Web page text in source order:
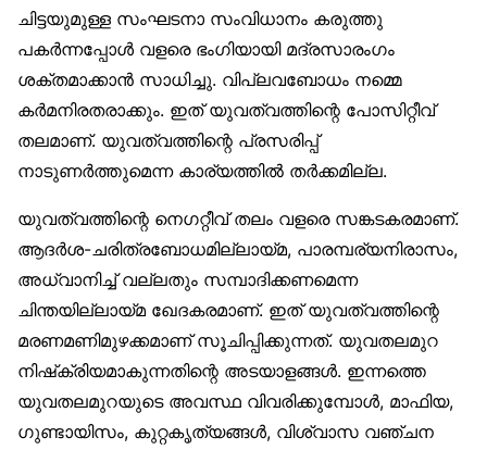
ചിട്ടയുമുള്ള സംഘടനാ സംവിധാനം കരുത്തു
പകർന്നപ്പോൾ വളരെ ഭംഗിയായി മദ്രസാരംഗം
ശക്തമാക്കാൻ സാധിച്ചു. വിപ്ലവബോധം നമ്മെ
കർമനിരതരാക്കും. ഇത് യുവത്വത്തിന്റെ പോസിറ്റീവ്
തലമാണ്. യുവത്വത്തിന്റെ പ്രസരിപ്പ്
നാടുണർത്തുമെന്ന കാര്യത്തിൽ തർക്കമില്ല.
യുവത്വത്തിന്റെ നെഗറ്റീവ് തലം വളരെ സങ്കടകരമാണ്.
ആദർശ-ചരിത്രബോധമില്ലായ്മ, പാരമ്പര്യനിരാസം,
അധ്വാനിച്ച് വല്ലതും സമ്പാദിക്കണമെന്ന
ചിന്തയില്ലായ്മ ഖേദകരമാണ്. ഇത് യുവത്വത്തിന്റെ
മരണമണിമുഴക്കമാണ് സൂചിപ്പിക്കുന്നത്. യുവതലമുറ
നിഷ്‌ക്രിയമാകുന്നതിന്റെ അടയാളങ്ങൾ. ഇന്നത്തെ
യുവതലമുറയുടെ അവസ്ഥ വിവരിക്കുമ്പോൾ, മാഫിയ,
ഗുണ്ടായിസം, കുറ്റകൃത്യങ്ങൾ, വിശ്വാസ വഞ്ചന